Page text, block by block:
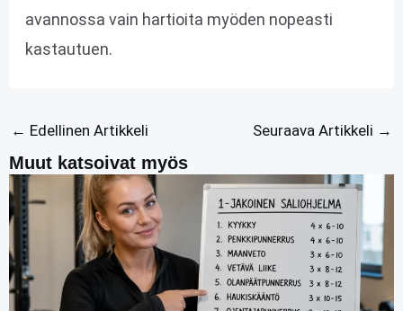
avannossa vain hartioita myöden nopeasti
kastautuen.
← Edellinen Artikkeli Seuraava Artikkeli →
Muut katsoivat myös